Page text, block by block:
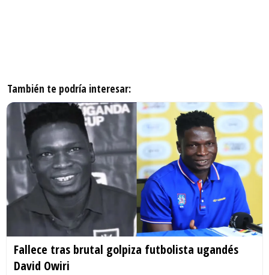
También te podría interesar:
Fallece tras brutal golpiza futbolista ugandés
David Owiri